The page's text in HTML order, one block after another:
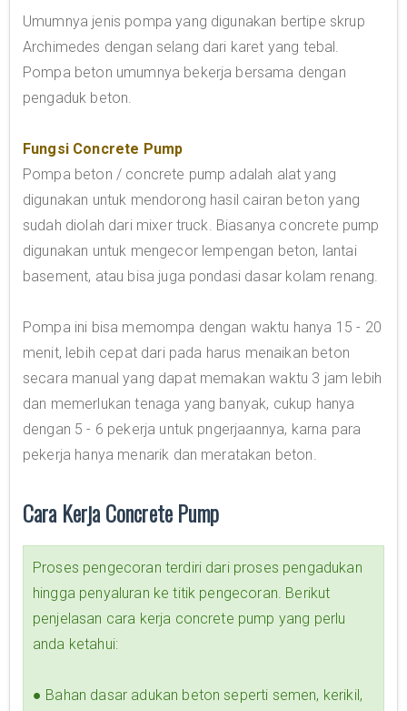
Umumnya jenis pompa yang digunakan bertipe skrup
Archimedes dengan selang dari karet yang tebal.
Pompa beton umumnya bekerja bersama dengan
pengaduk beton.
Fungsi Concrete Pump
Pompa beton / concrete pump adalah alat yang
digunakan untuk mendorong hasil cairan beton yang
sudah diolah dari mixer truck. Biasanya concrete pump
digunakan untuk mengecor lempengan beton, lantai
basement, atau bisa juga pondasi dasar kolam renang.
Pompa ini bisa memompa dengan waktu hanya 15 - 20
menit, lebih cepat dari pada harus menaikan beton
secara manual yang dapat memakan waktu 3 jam lebih
dan memerlukan tenaga yang banyak, cukup hanya
dengan 5 - 6 pekerja untuk pngerjaannya, karna para
pekerja hanya menarik dan meratakan beton.
Cara Kerja Concrete Pump
Proses pengecoran terdiri dari proses pengadukan
hingga penyaluran ke titik pengecoran. Berikut
penjelasan cara kerja concrete pump yang perlu
anda ketahui:
● Bahan dasar adukan beton seperti semen, kerikil,